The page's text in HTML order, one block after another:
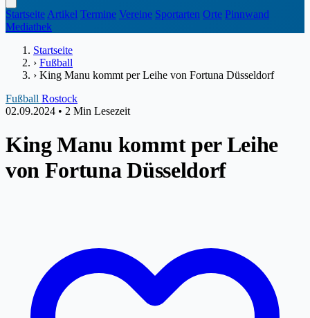
Startseite Artikel Termine Vereine Sportarten Orte Pinnwand
Mediathek
Startseite
› Fußball
› King Manu kommt per Leihe von Fortuna Düsseldorf
Fußball Rostock
02.09.2024 • 2 Min Lesezeit
King Manu kommt per Leihe
von Fortuna Düsseldorf